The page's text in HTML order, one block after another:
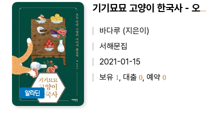
알라딘
기기묘묘 고양이 한국사 - 오늘 만난 고양이, 어디서 왔을까?
바다루 (지은이)
서해문집
2021-01-15
보유 1 , 대출 0 , 예약 0